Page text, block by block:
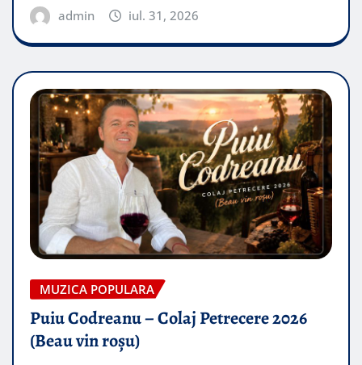
admin iul. 31, 2026
MUZICA POPULARA
Puiu Codreanu – Colaj Petrecere 2026
(Beau vin roșu)